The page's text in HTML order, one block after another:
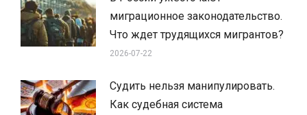
миграционное законодательство.
Что ждет трудящихся мигрантов?
2026-07-22
Судить нельзя манипулировать.
Как судебная система